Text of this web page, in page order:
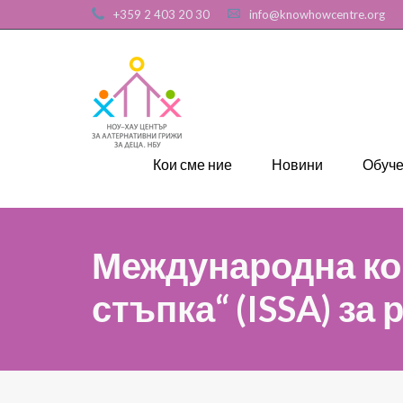
+359 2 403 20 30 info@knowhowcentre.org
Кои сме ние Новини
Международна
стъпка“ (ISSA)